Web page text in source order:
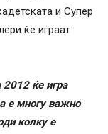
и Супер
ќе играат
2012 ќе игра
е многу важно
колку е